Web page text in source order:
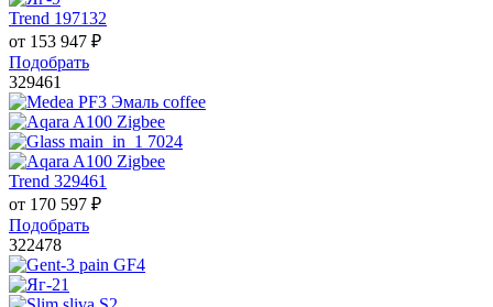
Trend 197132
от 153 947 ₽
Подобрать
329461
Trend 329461
от 170 597 ₽
Подобрать
322478